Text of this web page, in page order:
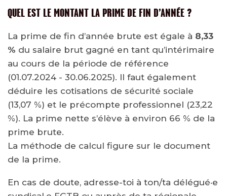
QUEL EST LE MONTANT LA PRIME DE FIN D’ANNÉE ?
La prime de fin d’année brute est égale à 8,33
% du salaire brut gagné en tant qu’intérimaire
au cours de la période de référence
(01.07.2024 - 30.06.2025). Il faut également
déduire les cotisations de sécurité sociale
(13,07 %) et le précompte professionnel (23,22
%). La prime nette s’élève à environ 66 % de la
prime brute.
La méthode de calcul figure sur le document
de la prime.
En cas de doute, adresse-toi à ton/ta délégué·e